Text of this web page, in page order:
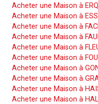
Acheter une Maison à
Acheter une Maison à
Acheter une Maison à
Acheter une Maison à
Acheter une Maison à
Acheter une Maison à
Acheter une Maison à
Acheter une Maison à
Acheter une Maison à
Acheter une Maison à